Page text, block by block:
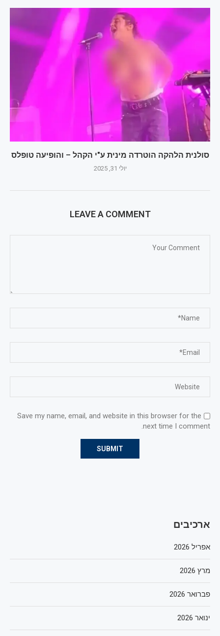
סולנית הלהקה הוטרדה מינית ע"י הקהל – והופיעה טופלס
יולי 31, 2025
LEAVE A COMMENT
Save my name, email, and website in this browser for the
next time I comment.
ארכיבים
אפריל 2026
מרץ 2026
פברואר 2026
ינואר 2026